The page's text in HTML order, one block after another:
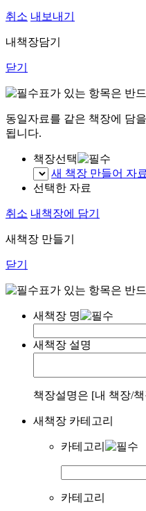
취소 내보내기
내책장담기
닫기
표가 있는 항목은 반
동일자료를 같은 책장에 담
됩니다.
책장선택
새 책장 만들어 자
선택한 자료
취소 내책장에 담기
새책장 만들기
닫기
표가 있는 항목은 반
새책장 명
새책장 설명
책장설명은 [내 책장/
새책장 카테고리
카테고리
카테고리